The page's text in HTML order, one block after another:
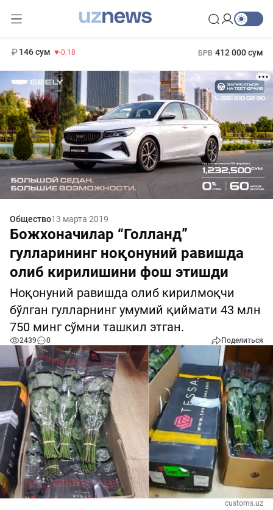
146 сум -0.18 БРВ 412 000 сум
Общество13 марта 2019
Божхоначилар “Голланд”
гулларининг ноқонуний равишда
олиб кирилишини фош этишди
Ноқонуний равишда олиб кирилмоқчи
бўлган гулларнинг умумий қиймати 43 млн
750 минг сўмни ташкил этган.
2439 0 Поделиться
customs.uz